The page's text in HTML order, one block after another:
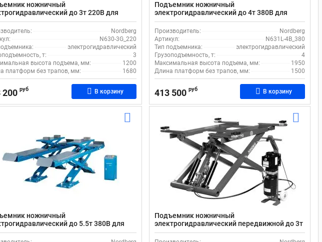
ножничный
до 3т 220В для
и автосервиса Nordberg N630-
Nordberg
N630-3G_220
электрогидравлический
т:
3
высота подъема, мм:
1200
платформ без трапов, мм:
1680
200 руб В корзину
Подъемник ножничный
электрогидравлический до 4т 380В для
автосервиса и сход-развала Nordberg
N631L-4B_380
Производитель:
Nordberg
Артикул:
N631L-4B_380
Тип подъемника:
электрогидравлический
Грузоподъемность, т:
4
Максимальная высота подъема, мм:
1950
Длина платформ без трапов, мм:
1500
413 500 руб В корзину
ножничный
до 5.5т 380В для
и сход-развала Nordberg N635-
Подъемник ножничный
электрогидравлический передвижной до 3т
380В для шиномонтажа и автосервиса
Nordberg N630-3G_380